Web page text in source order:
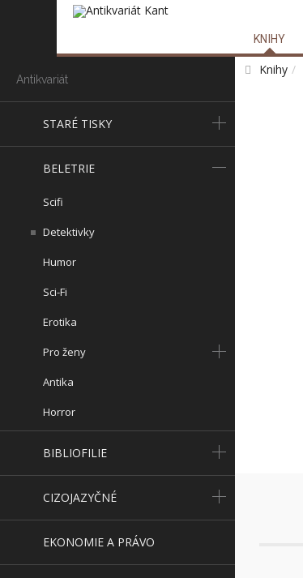
KNIHY
Antikvariát
STARÉ TISKY
BELETRIE
Scifi
Detektivky
Humor
Sci-Fi
Erotika
Pro ženy
Antika
Horror
BIBLIOFILIE
CIZOJAZYČNÉ
EKONOMIE A PRÁVO
Knihy